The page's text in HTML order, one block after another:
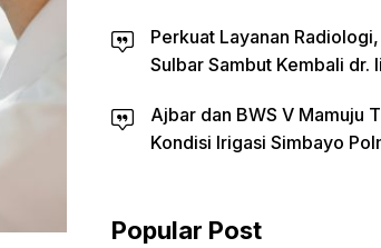
Perkuat Layanan Radiologi,
Sulbar Sambut Kembali dr.
Ajbar dan BWS V Mamuju
Kondisi Irigasi Simbayo
Popular Post